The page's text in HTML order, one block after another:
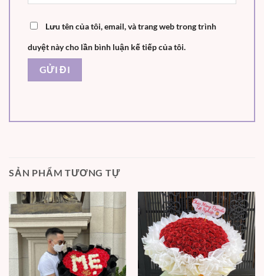
Lưu tên của tôi, email, và trang web trong trình
duyệt này cho lần bình luận kế tiếp của tôi.
SẢN PHẨM TƯƠNG TỰ